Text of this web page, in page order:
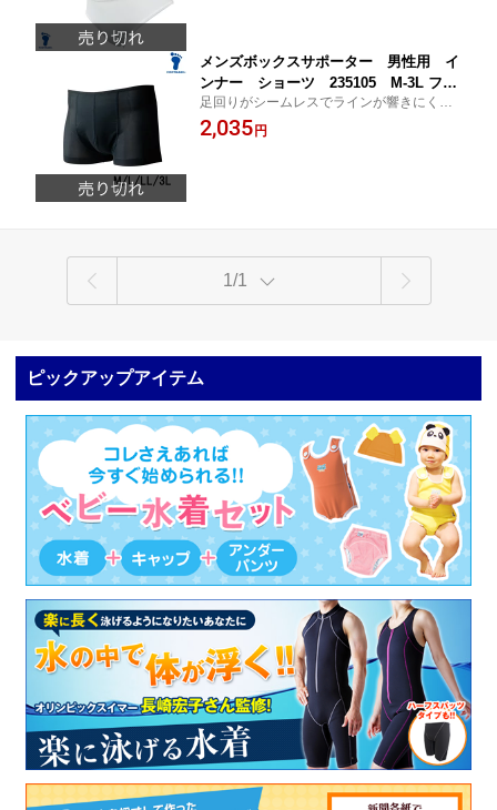
メンズボックスサポーター 男性用 イ
ンナー ショーツ 235105 M-3L フッ
トマーク
足回りがシームレスでラインが響きにくい
ボックス型ショーツ
2,035 円
1/1
ピックアップアイテム